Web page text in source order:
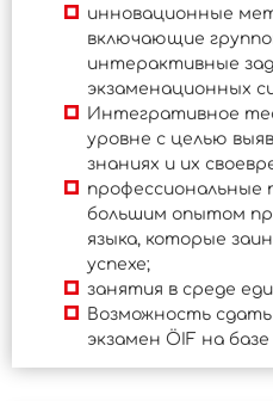
инновационные
включающие
интерактивные
экзаменационных
Интегративное
уровне с целью
знаниях и их
профессиональные
большим опытом
языка, которые
успехе;
занятия в среде
Возможность
экзамен ÖIF на